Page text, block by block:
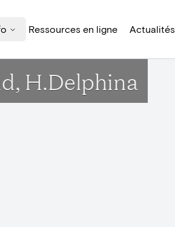
Ressources en ligne Actualités
H.Delphina